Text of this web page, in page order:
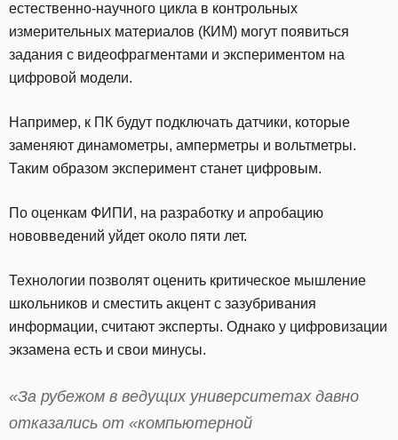
естественно-научного цикла в контрольных
измерительных материалов (КИМ) могут появиться
задания с видеофрагментами и экспериментом на
цифровой модели.
Например, к ПК будут подключать датчики, которые
заменяют динамометры, амперметры и вольтметры.
Таким образом эксперимент станет цифровым.
По оценкам ФИПИ, на разработку и апробацию
нововведений уйдет около пяти лет.
Технологии позволят оценить критическое мышление
школьников и сместить акцент с зазубривания
информации, считают эксперты. Однако у цифровизации
экзамена есть и свои минусы.
«За рубежом в ведущих университетах давно
отказались от «компьютерной